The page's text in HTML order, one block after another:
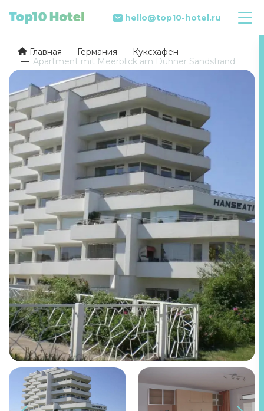
hello@top10-hotel.ru
Главная Германия
Куксхафен
Apartment mit Meerblick am Duhner Sandstrand